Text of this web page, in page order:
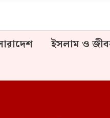
ইসলাম ও